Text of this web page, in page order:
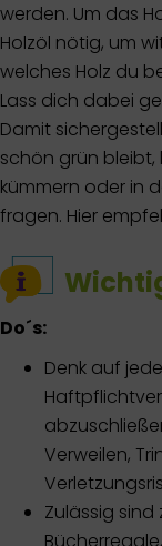
werden. Um das
Holzöl nötig, um
welches Holz du
Lass dich dabei
Damit
schön grün
kümmern oder in
fragen. Hier
Do´s:
Denk auf
Verweilen,
Zulässig sind